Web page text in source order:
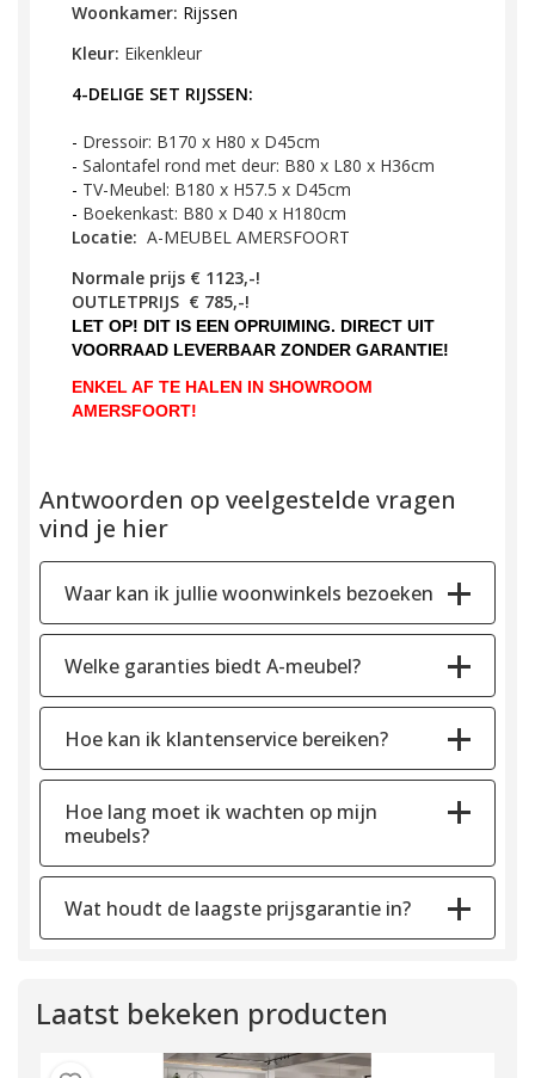
Woonkamer: Rijssen
Kleur: Eikenkleur
4-DELIGE SET RIJSSEN:
- Dressoir: B170 x H80 x D45cm
- Salontafel rond met deur: B80 x L80 x H36cm
- TV-Meubel: B180 x H57.5 x D45cm
- Boekenkast: B80 x D40 x H180cm
Locatie: A-MEUBEL AMERSFOORT
Normale prijs € 1123,-!
OUTLETPRIJS € 785,-!
LET OP! DIT IS EEN OPRUIMING. DIRECT UIT
VOORRAAD LEVERBAAR ZONDER GARANTIE!
ENKEL AF TE HALEN IN SHOWROOM
AMERSFOORT!
Antwoorden op veelgestelde vragen
vind je hier
Waar kan ik jullie woonwinkels bezoeken
Welke garanties biedt A-meubel?
Hoe kan ik klantenservice bereiken?
Hoe lang moet ik wachten op mijn
meubels?
Wat houdt de laagste prijsgarantie in?
Laatst bekeken producten